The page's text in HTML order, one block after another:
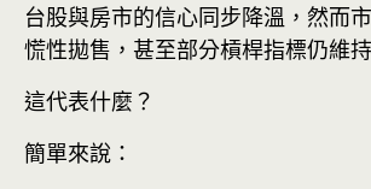
台股與房市的信心同步降溫，然而
慌性拋售，甚至部分槓桿指標仍維
這代表什麼？
簡單來說：